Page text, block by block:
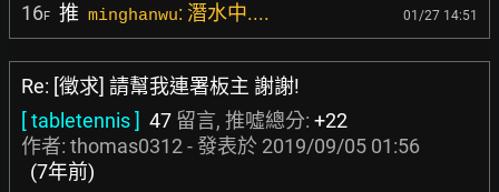
16F 推 minghanwu: 潛水中.... 01/27 14:51
Re: [徵求] 請幫我連署板主 謝謝!
[ tabletennis ] 47 留言, 推噓總分: +22
作者: thomas0312 - 發表於 2019/09/05 01:56
(7年前)